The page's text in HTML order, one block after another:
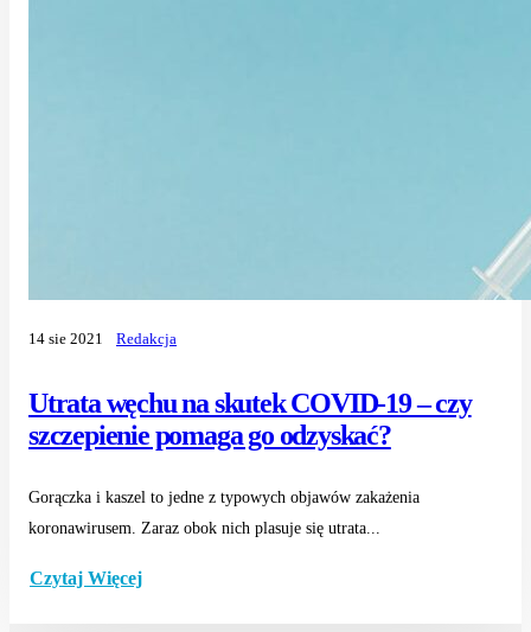
Utrata węchu na skutek COVID-19 – czy
szczepienie pomaga go odzyskać?
14 sie 2021 Redakcja
Gorączka i kaszel to jedne z typowych objawów zakażenia
koronawirusem. Zaraz obok nich plasuje się utrata...
Czytaj Więcej